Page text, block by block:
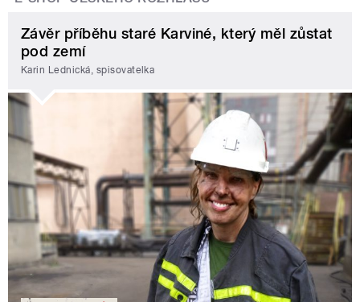
Závěr příběhu staré Karviné, který měl zůstat
pod zemí
Karin Lednická, spisovatelka